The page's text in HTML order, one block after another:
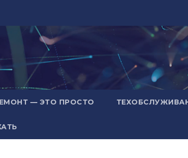
— ЭТО ПРОСТО